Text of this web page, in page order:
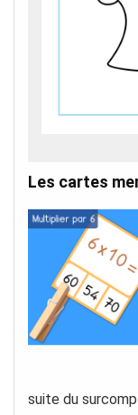
Les cartes
suite du